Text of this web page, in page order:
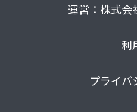
運営：株式会
利
プライバ